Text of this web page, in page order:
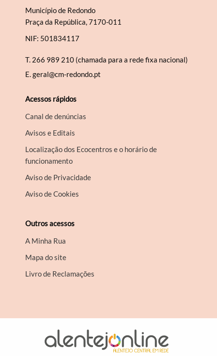
Município de Redondo
Praça da República, 7170-011
NIF: 501834117
T. 266 989 210 (chamada para a rede fixa nacional)
E.geral@cm-redondo.pt
Acessos rápidos
Canal de denúncias
Avisos e Editais
Localização dos Ecocentros e o horário de
funcionamento
Aviso de Privacidade
Aviso de Cookies
Outros acessos
A Minha Rua
Mapa do site
Livro de Reclamações